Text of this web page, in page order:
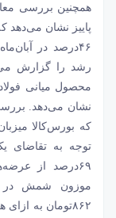
همچنین بررسی
پاییز نشان
رشد را گزارش
توجه به تقاضای
۶۹‌درصد از